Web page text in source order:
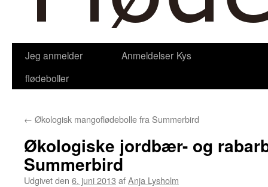
Jeg anmelder
flødeboller
Anmeldelser Kys
← Økologisk mangoflødebolle fra Summerbird
Økologiske jordbær- og
Summerbird
Udgivet den 6. juni 2013 afAnja Lysholm